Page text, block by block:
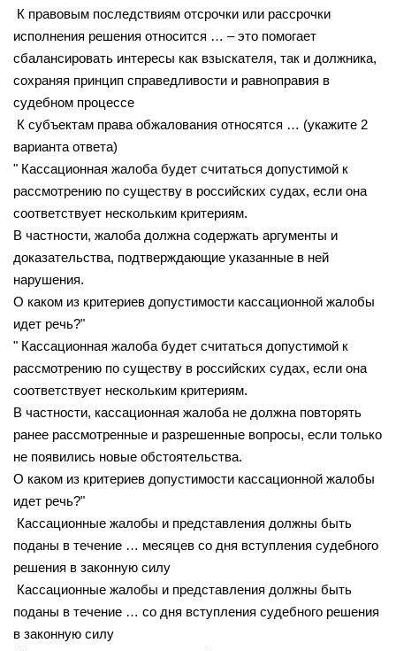
К правовым последствиям отсрочки или рассрочки
исполнения решения относится … – это помогает
сбалансировать интересы как взыскателя, так и должника,
сохраняя принцип справедливости и равноправия в
судебном процессе
К субъектам права обжалования относятся … (укажите 2
варианта ответа)
" Кассационная жалоба будет считаться допустимой к
рассмотрению по существу в российских судах, если она
соответствует нескольким критериям.
В частности, жалоба должна содержать аргументы и
доказательства, подтверждающие указанные в ней
нарушения.
О каком из критериев допустимости кассационной жалобы
идет речь?"
" Кассационная жалоба будет считаться допустимой к
рассмотрению по существу в российских судах, если она
соответствует нескольким критериям.
В частности, кассационная жалоба не должна повторять
ранее рассмотренные и разрешенные вопросы, если только
не появились новые обстоятельства.
О каком из критериев допустимости кассационной жалобы
идет речь?"
Кассационные жалобы и представления должны быть
поданы в течение … месяцев со дня вступления судебного
решения в законную силу
Кассационные жалобы и представления должны быть
поданы в течение … со дня вступления судебного решения
в законную силу